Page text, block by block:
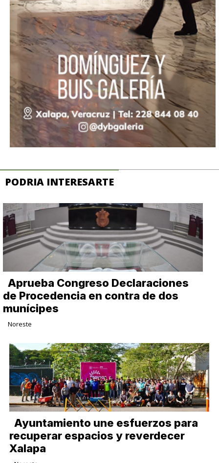
PODRIA INTERESARTE
Aprueba Congreso Declaraciones
de Procedencia en contra de dos
munícipes
Noreste
Ayuntamiento une esfuerzos para
recuperar espacios y reverdecer
Xalapa